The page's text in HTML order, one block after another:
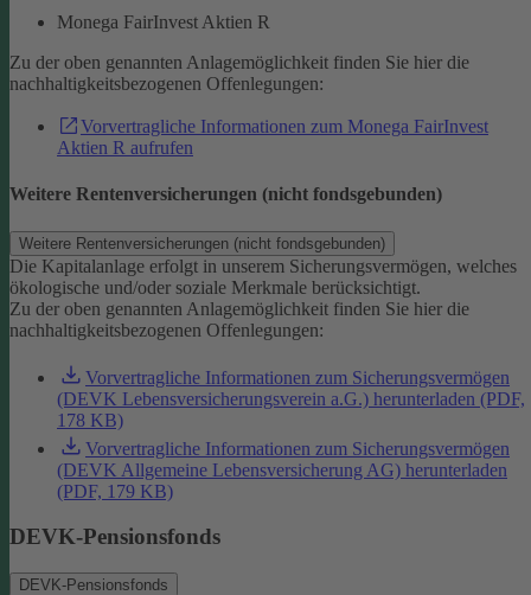
Monega FairInvest Aktien R
Zu der oben genannten Anlagemöglichkeit finden Sie hier die
nachhaltigkeitsbezogenen Offenlegungen:
Vorvertragliche Informationen zum Monega FairInvest
Aktien R aufrufen
Weitere Rentenversicherungen (nicht fondsgebunden)
Weitere Rentenversicherungen (nicht fondsgebunden)
Die Kapitalanlage erfolgt in unserem Sicherungsvermögen, welches
ökologische und/oder soziale Merkmale berücksichtigt.
Zu der oben genannten Anlagemöglichkeit finden Sie hier die
nachhaltigkeitsbezogenen Offenlegungen:
Vorvertragliche Informationen zum Sicherungsvermögen
(DEVK Lebensversicherungsverein a.G.) herunterladen (PDF,
178 KB)
Vorvertragliche Informationen zum Sicherungsvermögen
(DEVK Allgemeine Lebensversicherung AG) herunterladen
(PDF, 179 KB)
DEVK-Pensionsfonds
DEVK-Pensionsfonds